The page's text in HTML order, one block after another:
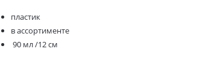
пластик
в ассортименте
90 мл /12 см